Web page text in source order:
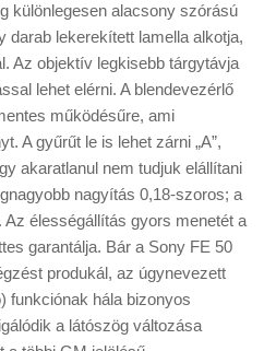
különlegesen alacsony szórású
darab lekerekített lamella alkotja,
Az objektív legkisebb tárgytávja
lehet elérni. A blendevezérlő
működésűre, ami
A gyűrűt le is lehet zárni „A”,
akaratlanul nem tudjuk elállítani
nagyítás 0,18-szoros; a
élességállítás gyors menetét a
garantálja. Bár a Sony FE 50
produkál, az úgynevezett
funkciónak hála bizonyos
a látószög változása